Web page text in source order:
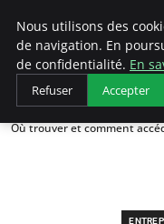
LECFCM
Accueil
Entreprise &
Où trouver et comment
Nous utilisons des
de navigation. En
de confidentialité. En
Refuser Accepter